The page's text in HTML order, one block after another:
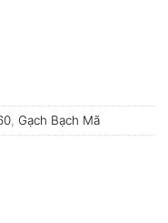
Gạch Bạch Mã